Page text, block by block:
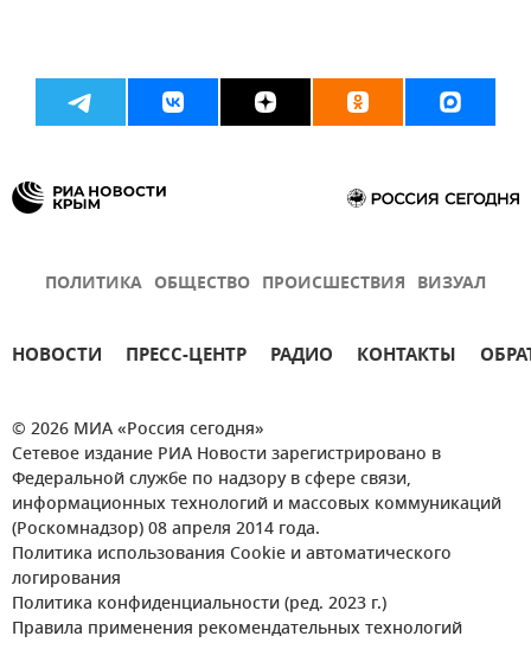
ПОЛИТИКА ОБЩЕСТВО ПРОИСШЕСТВИЯ ВИЗУАЛ
НОВОСТИ ПРЕСС-ЦЕНТР РАДИО КОНТАКТЫ
© 2026 МИА «Россия сегодня»
Сетевое издание РИА Новости зарегистрировано в
Федеральной службе по надзору в сфере связи,
информационных технологий и массовых коммуникаций
(Роскомнадзор) 08 апреля 2014 года.
Политика использования Cookie и автоматического
логирования
Политика конфиденциальности (ред. 2023 г.)
Правила применения рекомендательных технологий